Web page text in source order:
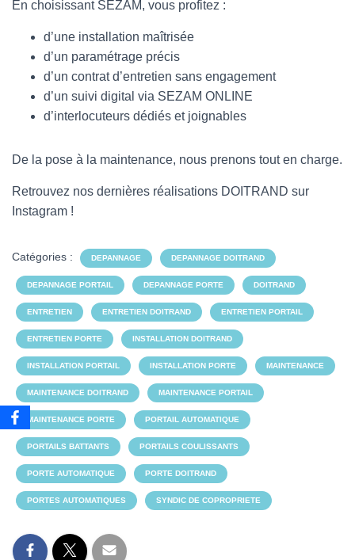
En choisissant SEZAM, vous profitez :
d’une installation maîtrisée
d’un paramétrage précis
d’un contrat d’entretien sans engagement
d’un suivi digital via SEZAM ONLINE
d’interlocuteurs dédiés et joignables
De la pose à la maintenance, nous prenons tout en charge.
Retrouvez nos dernières réalisations DOITRAND sur
Instagram !
Catégories : DEPANNAGE DEPANNAGE DOITRAND
DEPANNAGE PORTAIL DEPANNAGE PORTE DOITRAND
ENTRETIEN ENTRETIEN DOITRAND ENTRETIEN PORTAIL
ENTRETIEN PORTE INSTALLATION DOITRAND
INSTALLATION PORTAIL INSTALLATION PORTE MAINTENANCE
MAINTENANCE DOITRAND MAINTENANCE PORTAIL
MAINTENANCE PORTE PORTAIL AUTOMATIQUE
PORTAILS BATTANTS PORTAILS COULISSANTS
PORTE AUTOMATIQUE PORTE DOITRAND
PORTES AUTOMATIQUES SYNDIC DE COPROPRIETE